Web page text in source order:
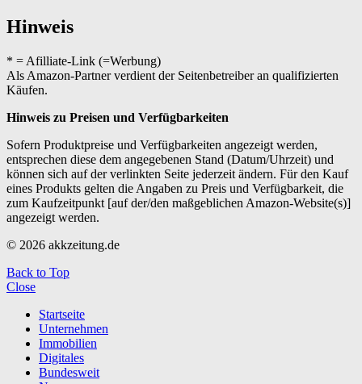
Hinweis
* = Afilliate-Link (=Werbung)
Als Amazon-Partner verdient der Seitenbetreiber an qualifizierten
Käufen.
Hinweis zu Preisen und Verfügbarkeiten
Sofern Produktpreise und Verfügbarkeiten angezeigt werden,
entsprechen diese dem angegebenen Stand (Datum/Uhrzeit) und
können sich auf der verlinkten Seite jederzeit ändern. Für den Kauf
eines Produkts gelten die Angaben zu Preis und Verfügbarkeit, die
zum Kaufzeitpunkt [auf der/den maßgeblichen Amazon-Website(s)]
angezeigt werden.
© 2026 akkzeitung.de
Back to Top
Close
Startseite
Unternehmen
Immobilien
Digitales
Bundesweit